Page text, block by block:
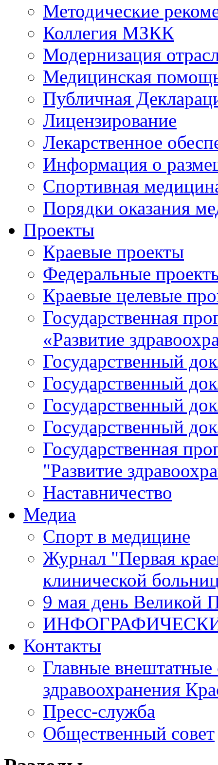
Методические
Коллегия МЗКК
Модернизация
Медицинская
Публичная
Лицензирование
Лекарственное
Информация о
Спортивная
Порядки оказания
Проекты
Краевые проекты
Федеральные
Краевые целевые
Государственная
«Развитие
Государственный
Государственный
Государственный
Государственный
Государственная
"Развитие
Наставничество
Медиа
Спорт в медицине
Журнал "Первая
клинической
9 мая день Великой
Контакты
Главные внештатные
здравоохранения
Пресс-служба
Общественный совет